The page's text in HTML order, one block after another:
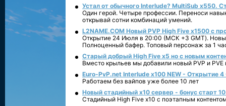
Устал от обычного Interlude? MultiSub x550.
Один герой. Четыре профессии. Переноси
открывай сотни комбинаций умений.
L2NAME.COM Новый PVP High Five x1500 с
Открытие 24 Июля в 20:00 (МСК +3 GMT).
Полноценный бафер. Топовый персонаж за 1
Старый добрый High Five x5 но с новым
Вместо крыльев мы добавили новый PVP и PVE
Euro-PvP.net Interlude х100 NEW - Открытие 4
Работаем без вайпов уже более 10 лет
Новый стадийный х10 сервер - бонус старт
Стадийный High Five x10 с поэтапным